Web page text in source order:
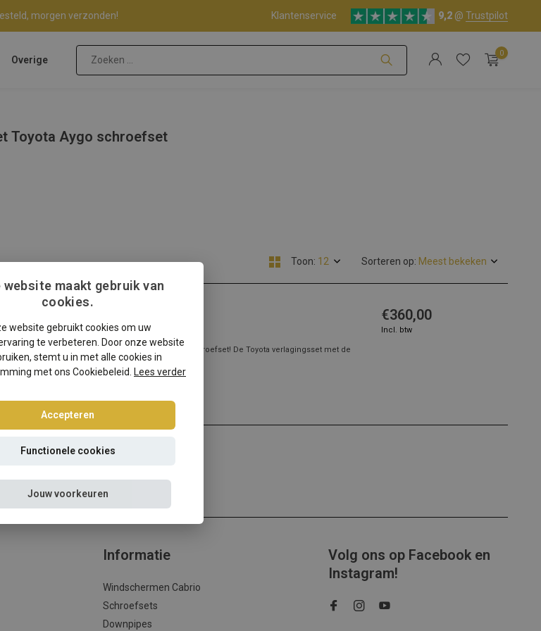
morgen verzonden! Klantenservice 9,2 @ Trustpilot
Overige
0
Toyota Aygo schroefset
Toon: Sorteren op:
Aygo schroefset
Aygo verlagen? Kies dan voor deze Ta-Technix schroefset! De Toyota verlagingsset met de
prijs/kwaliteit ver...
meer
€360,00
Incl. btw
Informatie
Windschermen Cabrio
Schroefsets
Downpipes
Volg ons op Facebook en
Instagram!
website maakt gebruik van
cookies.
website gebruikt cookies om uw
te verbeteren. Door onze website
stemt u in met alle cookies in
met ons Cookiebeleid. Lees verder
Accepteren
Functionele cookies
Jouw voorkeuren